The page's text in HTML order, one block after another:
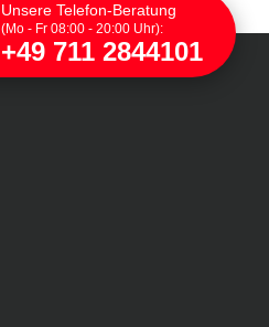
Unsere Telefon-Beratung
(Mo - Fr 08:00 - 20:00 Uhr):
+49 711 2844101